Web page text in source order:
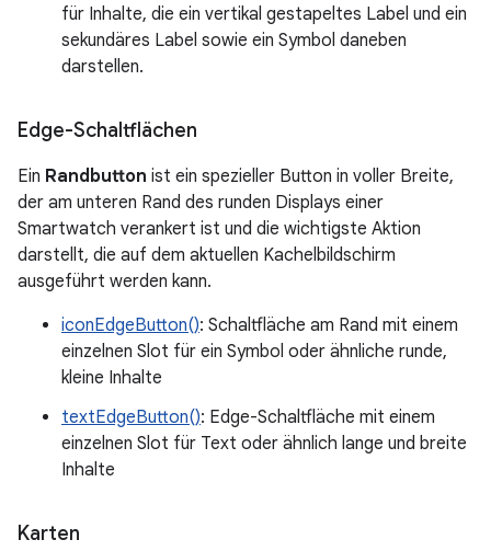
für Inhalte, die ein vertikal gestapeltes Label und ein
sekundäres Label sowie ein Symbol daneben
darstellen.
Edge-Schaltflächen
Ein Randbutton ist ein spezieller Button in voller Breite,
der am unteren Rand des runden Displays einer
Smartwatch verankert ist und die wichtigste Aktion
darstellt, die auf dem aktuellen Kachelbildschirm
ausgeführt werden kann.
iconEdgeButton(): Schaltfläche am Rand mit einem
einzelnen Slot für ein Symbol oder ähnliche runde,
kleine Inhalte
textEdgeButton(): Edge-Schaltfläche mit einem
einzelnen Slot für Text oder ähnlich lange und breite
Inhalte
Karten